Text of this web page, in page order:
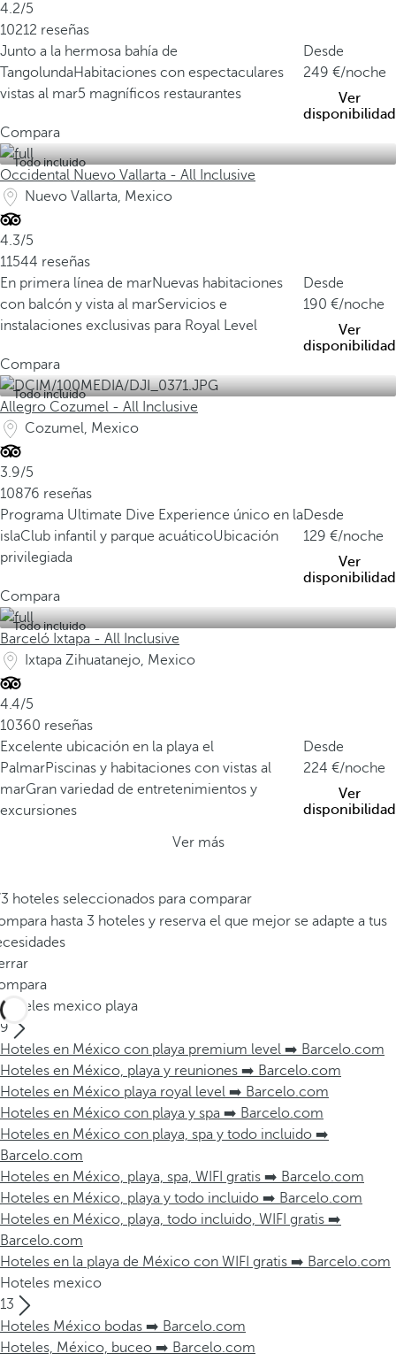
4.2/5
10212 reseñas
Junto a la hermosa bahía de
TangolundaHabitaciones con espectaculares
vistas al mar5 magníficos restaurantes
Desde
249
/noche
Ver
disponibilidad
Compara
Todo incluido
Occidental Nuevo Vallarta - All Inclusive
Nuevo Vallarta, Mexico
4.3/5
11544 reseñas
En primera línea de marNuevas habitaciones
con balcón y vista al marServicios e
instalaciones exclusivas para Royal Level
Desde
190
/noche
Ver
disponibilidad
Compara
Todo incluido
Allegro Cozumel - All Inclusive
Cozumel, Mexico
3.9/5
10876 reseñas
Programa Ultimate Dive Experience único en la
islaClub infantil y parque acuáticoUbicación
privilegiada
Desde
129
/noche
Ver
disponibilidad
Compara
Todo incluido
Barceló Ixtapa - All Inclusive
Ixtapa Zihuatanejo, Mexico
4.4/5
10360 reseñas
Excelente ubicación en la playa el
PalmarPiscinas y habitaciones con vistas al
marGran variedad de entretenimientos y
excursiones
Desde
224
/noche
Ver
disponibilidad
Ver más
hoteles seleccionados para comparar
hasta 3 hoteles y reserva el que mejor se adapte a tus
Hoteles mexico playa
9
Hoteles en México con playa premium level ➡️ Barcelo.com
Hoteles en México, playa y reuniones ➡️ Barcelo.com
Hoteles en México playa royal level ➡️ Barcelo.com
Hoteles en México con playa y spa ➡️ Barcelo.com
Hoteles en México con playa, spa y todo incluido ➡️
Barcelo.com
Hoteles en México, playa, spa, WIFI gratis ➡️ Barcelo.com
Hoteles en México, playa y todo incluido ➡️ Barcelo.com
Hoteles en México, playa, todo incluido, WIFI gratis ➡️
Barcelo.com
Hoteles en la playa de México con WIFI gratis ➡️ Barcelo.com
Hoteles mexico
13
Hoteles México bodas ➡️ Barcelo.com
Hoteles, México, buceo ➡️ Barcelo.com